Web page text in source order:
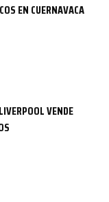
EN CUERNAVACA
VENDE